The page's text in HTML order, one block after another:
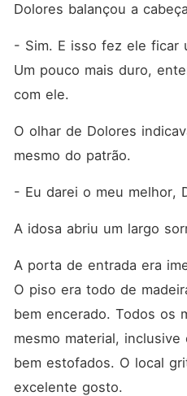
Dolores balançou a
- Sim. E isso fez ele ficar
Um pouco mais duro,
com ele.
O olhar de Dolores
mesmo do patrão.
- Eu darei o meu melhor,
A porta de entrada era
O piso era todo de
bem encerado. Todos os
mesmo material,
bem estofados. O local
excelente gosto.